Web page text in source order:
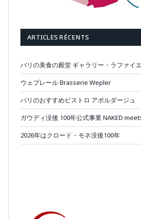
ARTICLES RÉCENTS
パリの美食の殿堂 ギャラリー・ラファイ
ウェプレール Brasserie Wepler
パリのおすすめビストロ アボルダージュ
ガウディ没後 100年公式事業 NAKED
2026年はクロード・モネ没後100年